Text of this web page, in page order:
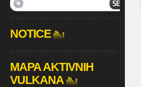
NOTICE
MAPA AKTIVNIH
VULKANA